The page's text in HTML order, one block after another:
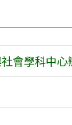
會學科中